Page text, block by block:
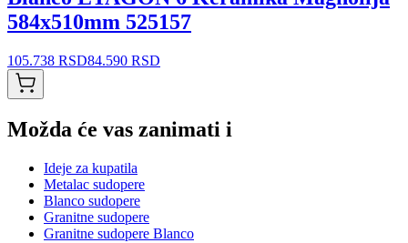
584x510mm 525157
105.738 RSD84.590 RSD
Možda će vas zanimati i
Ideje za kupatila
Metalac sudopere
Blanco sudopere
Granitne sudopere
Granitne sudopere Blanco